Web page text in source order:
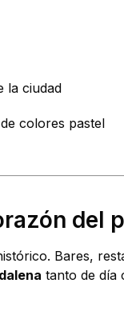
la ciudad
colores pastel
del
Bares,
tanto de día